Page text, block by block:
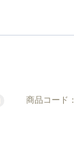
商品コード：